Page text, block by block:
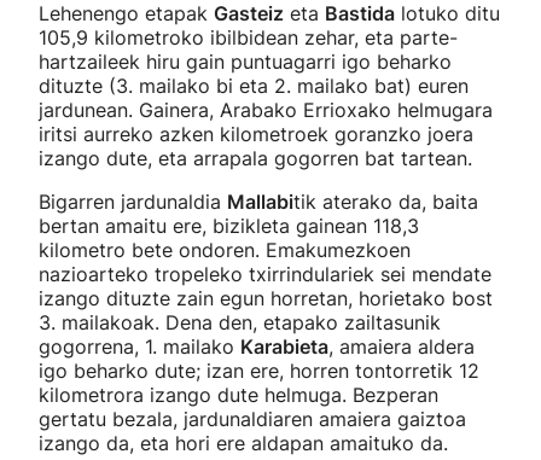
Lehenengo etapak Gasteiz eta Bastida lotuko ditu
105,9 kilometroko ibilbidean zehar, eta parte-
hartzaileek hiru gain puntuagarri igo beharko
dituzte (3. mailako bi eta 2. mailako bat) euren
jardunean. Gainera, Arabako Errioxako helmugara
iritsi aurreko azken kilometroek goranzko joera
izango dute, eta arrapala gogorren bat tartean.
Bigarren jardunaldia Mallabitik aterako da, baita
bertan amaitu ere, bizikleta gainean 118,3
kilometro bete ondoren. Emakumezkoen
nazioarteko tropeleko txirrindulariek sei mendate
izango dituzte zain egun horretan, horietako bost
3. mailakoak. Dena den, etapako zailtasunik
gogorrena, 1. mailako Karabieta, amaiera aldera
igo beharko dute; izan ere, horren tontorretik 12
kilometrora izango dute helmuga. Bezperan
gertatu bezala, jardunaldiaren amaiera gaiztoa
izango da, eta hori ere aldapan amaituko da.